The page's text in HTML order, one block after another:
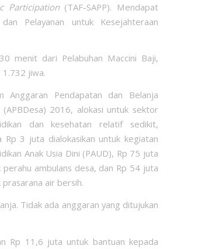
Participation(TAF-SAPP). Mendapat
Pelayanan untuk Kesejahteraan
menit dari Pelabuhan Maccini Baji,
1.732 jiwa.
Anggaran Pendapatan dan Belanja
(APBDesa) 2016, alokasi untuk sektor
dan kesehatan relatif sedikit,
Rp 3 juta dialokasikan untuk kegiatan
Anak Usia Dini (PAUD), Rp 75 juta
perahu ambulans desa, dan Rp 54 juta
prasarana air bersih.
Tidak ada anggaran yang ditujukan
Rp 11,6 juta untuk bantuan kepada